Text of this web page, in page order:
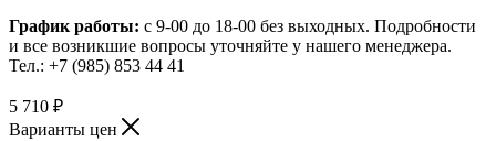
График работы: с 9-00 до 18-00 без выходных. Подробности
и все возникшие вопросы уточняйте у нашего менеджера.
Тел.: +7 (985) 853 44 41
5 710 ₽
Варианты цен